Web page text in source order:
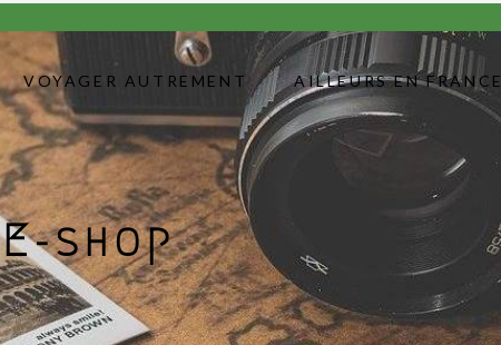
VOYAGER AUTREMENT AILLEURS EN FRANCE
E-shop